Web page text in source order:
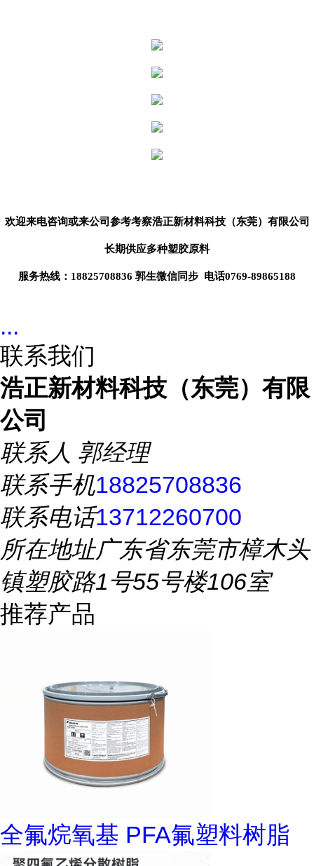
欢迎来电咨询或来公司参考考察浩正新材料科技（东莞） 有限公司
长期供应多种塑胶原料
服务热线：18825708836 郭生微信同步 电话0769-89865188
...
联系我们
浩正新材料科技（东莞）有限
公司
联系人 郭经理
联系手机18825708836
联系电话13712260700
所在地址广东省东莞市樟木头
镇塑胶路1号55号楼106室
推荐产品
全氟烷氧基 PFA氟塑料树脂